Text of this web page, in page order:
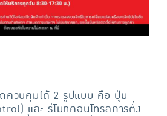
ควบคุมได้ 2 รูปแบบ คือ ปุ่ม
และ รีโมทคอนโทรลการตั้ง